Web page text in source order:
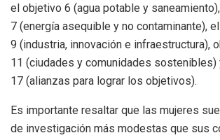
el objetivo 6 (agua potable y
7 (energía asequible y no contaminante),
9 (industria, innovación e infraestructura),
11 (ciudades y comunidades sostenibles)
17 (alianzas para lograr los objetivos).
Es importante resaltar que las mujeres
de investigación más modestas que sus